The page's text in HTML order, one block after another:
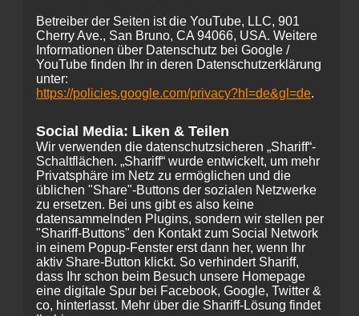
Betreiber der Seiten ist die YouTube, LLC, 901
Cherry Ave., San Bruno, CA 94066, USA. Weitere
Informationen über Datenschutz bei Google /
YouTube finden Ihr in deren Datenschutzerklärung
unter:
https://policies.google.com/privacy?hl=de&gl=de.
Social Media: Liken & Teilen
Wir verwenden die datenschutzsicheren „Shariff“-
Schaltflächen. „Shariff“ wurde entwickelt, um mehr
Privatsphäre im Netz zu ermöglichen und die
üblichen "Share"-Buttons der sozialen Netzwerke
zu ersetzen. Bei uns gibt es also keine
datensammelnden Plugins, sondern wir stellen per
"Shariff-Buttons" den Kontakt zum Social Network
in einem Popup-Fenster erst dann her, wenn Ihr
aktiv Share-Button klickt. So verhindert Shariff,
dass Ihr schon beim Besuch unsere Homepage
eine digitale Spur bei Facebook, Google, Twitter &
co, hinterlasst. Mehr über die Shariff-Lösung findet